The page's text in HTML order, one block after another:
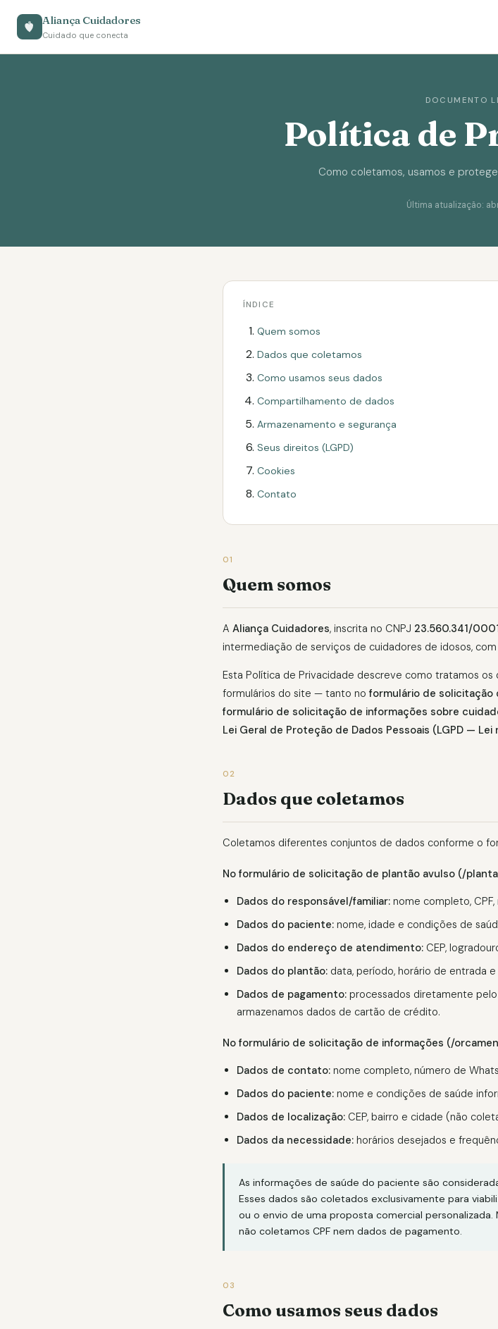
Aliança Cuidadores
Cuidado que conecta
DOCUMENTO
Política de
Como coletamos, usamos e
Última atualização:
ÍNDICE
Quem somos
Dados que coletamos
Como usamos seus dados
Compartilhamento de dados
Armazenamento e segurança
Seus direitos (LGPD)
Cookies
Contato
01
Quem somos
A Aliança Cuidadores, inscrita no CNPJ 23.560.341/
intermediação de serviços de cuidadores de idosos, com
Esta Política de Privacidade descreve como tratamos
formulários do site — tanto no formulário de solicitação
formulário de solicitação de informações sobre
Lei Geral de Proteção de Dados Pessoais (LGPD — Lei
02
Dados que coletamos
Coletamos diferentes conjuntos de dados conforme o
No formulário de solicitação de plantão avulso (/
Dados do responsável/familiar: nome completo,
Dados do paciente: nome, idade e condições de
Dados do endereço de atendimento: CEP,
Dados do plantão: data, período, horário de entrada
Dados de pagamento: processados diretamente
armazenamos dados de cartão de crédito.
No formulário de solicitação de informações (/
Dados de contato: nome completo, número de
Dados do paciente: nome e condições de saúde
Dados de localização: CEP, bairro e cidade (não
Dados da necessidade: horários desejados e
As informações de saúde do paciente são
Esses dados são coletados exclusivamente para
ou o envio de uma proposta comercial
não coletamos CPF nem dados de pagamento.
03
Como usamos seus dados